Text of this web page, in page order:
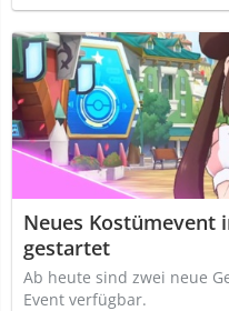
Neues Kostümevent
gestartet
Ab heute sind zwei neue
Event verfügbar.